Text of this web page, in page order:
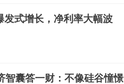
发式增长，净利率大幅波
智囊答一财：不像硅谷憧憬